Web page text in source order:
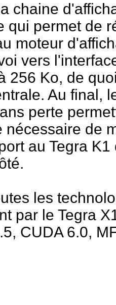
chaine
qui permet de
moteur
vers
256 Ko, de
Au final,
perte
nécessaire de
au Tegra
les
par le Tegra
CUDA 6.0,